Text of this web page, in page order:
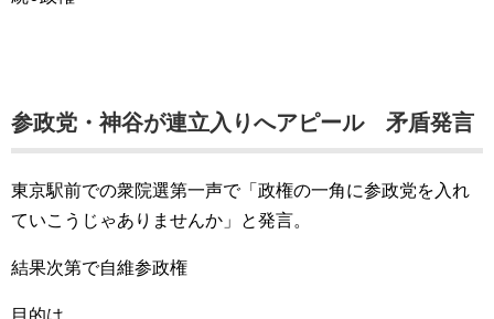
参政党・神谷が連立入りへアピール 矛盾発言
東京駅前での衆院選第一声で「政権の一角に参政党を入れ
ていこうじゃありませんか」と発言。
結果次第で自維参政権
目的は